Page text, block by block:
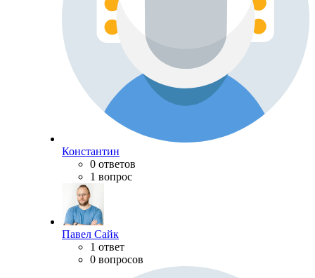
Константин
0 ответов
1 вопрос
Павел Сайк
1 ответ
0 вопросов